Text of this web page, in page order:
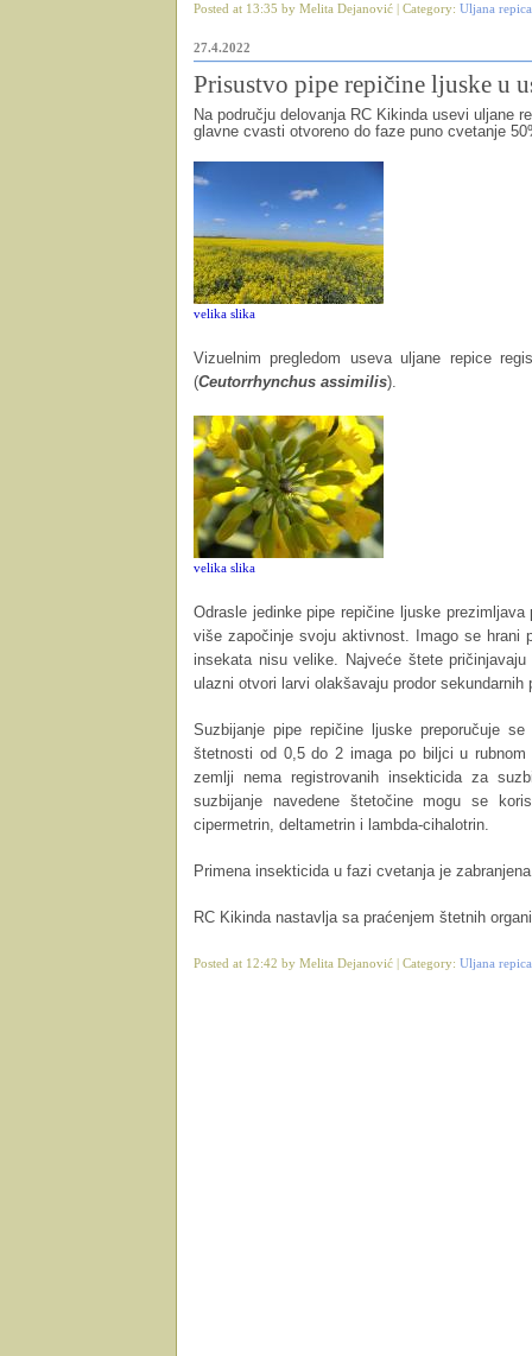
Posted at 13:35 by Melita Dejanović | Category: Uljana repica
27.4.2022
Prisustvo pipe repičine ljuske u
Na području delovanja RC Kikinda usevi uljane
glavne cvasti otvoreno do faze puno cvetanje
velika slika
Vizuelnim pregledom useva uljane repice
(Ceutorrhynchus assimilis).
velika slika
Odrasle jedinke pipe repičine ljuske
više započinje svoju aktivnost. Imago se hrani
insekata nisu velike. Najveće štete
ulazni otvori larvi olakšavaju prodor
Suzbijanje pipe repičine ljuske preporučuje
štetnosti od 0,5 do 2 imaga po biljci u
zemlji nema registrovanih insekticida za
suzbijanje navedene štetočine mogu se
cipermetrin, deltametrin i lambda-cihalotrin.
Primena insekticida u fazi cvetanja je
RC Kikinda nastavlja sa praćenjem štetnih
Posted at 12:42 by Melita Dejanović | Category: Uljana repica